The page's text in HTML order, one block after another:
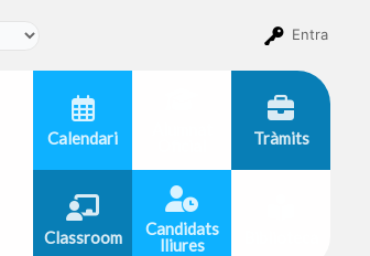
Entra
Calendari Tràmits
Classroom
Candidats
lliures